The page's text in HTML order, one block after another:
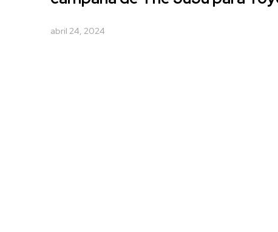
abril 24, 2024